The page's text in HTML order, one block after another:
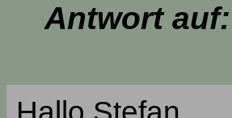
Antwort auf: